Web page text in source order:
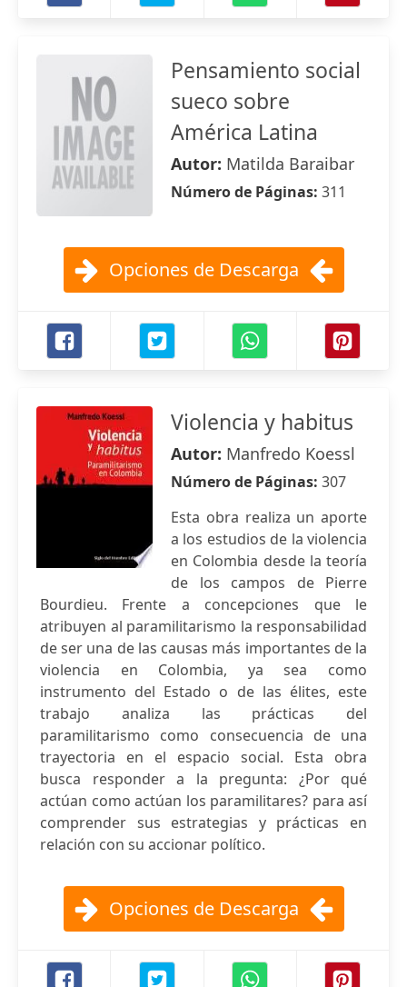
Pensamiento social
sueco sobre
América Latina
Autor: Matilda Baraibar
Número de Páginas: 311
Opciones de Descarga
Violencia y habitus
Autor: Manfredo Koessl
Número de Páginas: 307
Esta obra realiza un aporte
a los estudios de la violencia
en Colombia desde la teoría
de los campos de Pierre
Bourdieu. Frente a concepciones que le
atribuyen al paramilitarismo la responsabilidad
de ser una de las causas más importantes de la
violencia en Colombia, ya sea como
instrumento del Estado o de las élites, este
trabajo analiza las prácticas del
paramilitarismo como consecuencia de una
trayectoria en el espacio social. Esta obra
busca responder a la pregunta: ¿Por qué
actúan como actúan los paramilitares? para así
comprender sus estrategias y prácticas en
relación con su accionar político.
Opciones de Descarga